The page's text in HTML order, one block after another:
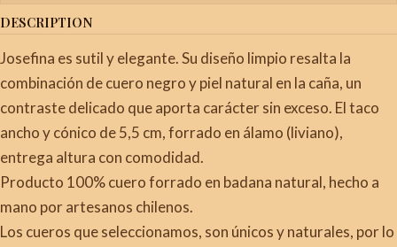
DESCRIPTION
Josefina es sutil y elegante. Su diseño limpio resalta la
combinación de cuero negro y piel natural en la caña, un
contraste delicado que aporta carácter sin exceso. El taco
ancho y cónico de 5,5 cm, forrado en álamo (liviano),
entrega altura con comodidad.
Producto 100% cuero forrado en badana natural, hecho a
mano por artesanos chilenos.
Los cueros que seleccionamos, son únicos y naturales, por lo